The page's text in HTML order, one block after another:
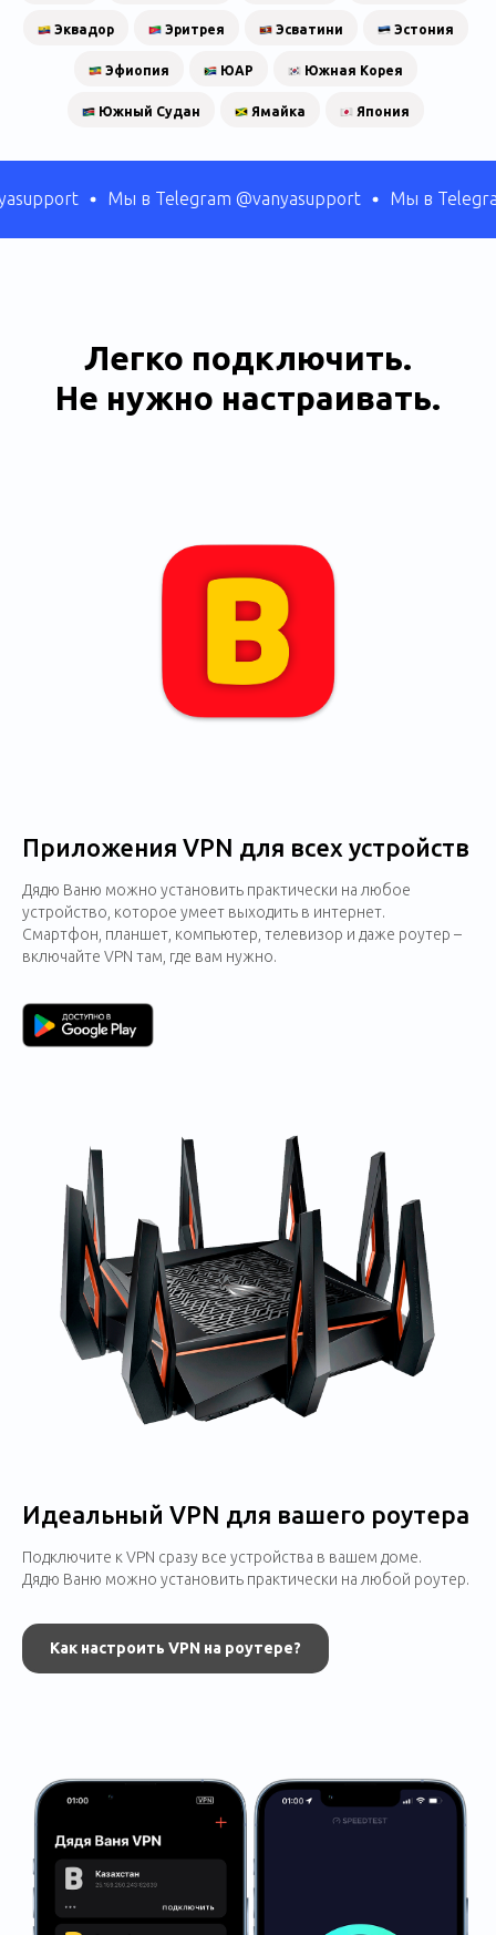
Эквадор Эритрея Эсватини Эстония
Эфиопия ЮАР Южная Корея
Южный Судан Ямайка Япония
Мы в Telegram @vanyasupport Мы в Telegram
Легко подключить.
Не нужно настраивать.
Приложения VPN для всех устройств
Дядю Ваню можно установить практически на любое
устройство, которое умеет выходить в интернет.
Смартфон, планшет, компьютер, телевизор и даже роутер –
включайте VPN там, где вам нужно.
Идеальный VPN для вашего роутера
Подключите к VPN сразу все устройства в вашем доме.
Дядю Ваню можно установить практически на любой роутер.
Как настроить VPN на роутере?